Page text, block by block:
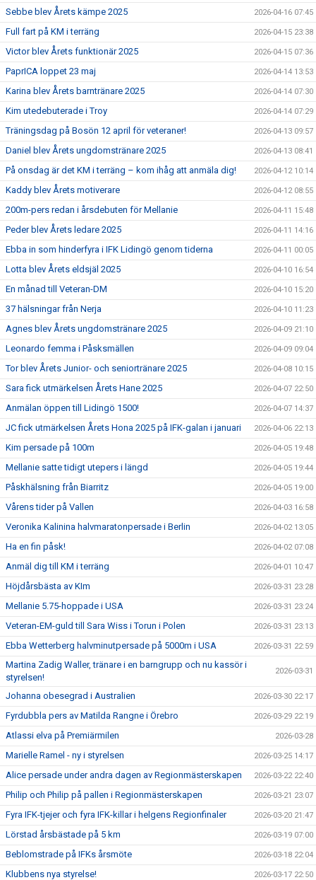
Sebbe blev Årets kämpe 2025 2026-04-16 07:45
Full fart på KM i terräng 2026-04-15 23:38
Victor blev Årets funktionär 2025 2026-04-15 07:36
PaprICA loppet 23 maj 2026-04-14 13:53
Karina blev Årets barntränare 2025 2026-04-14 07:30
Kim utedebuterade i Troy 2026-04-14 07:29
Träningsdag på Bosön 12 april för veteraner! 2026-04-13 09:57
Daniel blev Årets ungdomstränare 2025 2026-04-13 08:41
På onsdag är det KM i terräng – kom ihåg att anmäla dig! 2026-04-12 10:14
Kaddy blev Årets motiverare 2026-04-12 08:55
200m-pers redan i årsdebuten för Mellanie 2026-04-11 15:48
Peder blev Årets ledare 2025 2026-04-11 14:16
Ebba in som hinderfyra i IFK Lidingö genom tiderna 2026-04-11 00:05
Lotta blev Årets eldsjäl 2025 2026-04-10 16:54
En månad till Veteran-DM 2026-04-10 15:20
37 hälsningar från Nerja 2026-04-10 11:23
Agnes blev Årets ungdomstränare 2025 2026-04-09 21:10
Leonardo femma i Påsksmällen 2026-04-09 09:04
Tor blev Årets Junior- och seniortränare 2025 2026-04-08 10:15
Sara fick utmärkelsen Årets Hane 2025 2026-04-07 22:50
Anmälan öppen till Lidingö 1500! 2026-04-07 14:37
JC fick utmärkelsen Årets Hona 2025 på IFK-galan i januari 2026-04-06 22:13
Kim persade på 100m 2026-04-05 19:48
Mellanie satte tidigt utepers i längd 2026-04-05 19:44
Påskhälsning från Biarritz 2026-04-05 19:00
Vårens tider på Vallen 2026-04-03 16:58
Veronika Kalinina halvmaratonpersade i Berlin 2026-04-02 13:05
Ha en fin påsk! 2026-04-02 07:08
Anmäl dig till KM i terräng 2026-04-01 10:47
Höjdårsbästa av KIm 2026-03-31 23:28
Mellanie 5.75-hoppade i USA 2026-03-31 23:24
Veteran-EM-guld till Sara Wiss i Torun i Polen 2026-03-31 23:13
Ebba Wetterberg halvminutpersade på 5000m i USA 2026-03-31 22:59
Martina Zadig Waller, tränare i en barngrupp och nu kassör i
styrelsen!
2026-03-31
Johanna obesegrad i Australien 2026-03-30 22:17
Fyrdubbla pers av Matilda Rangne i Örebro 2026-03-29 22:19
Atlassi elva på Premiärmilen 2026-03-28
Marielle Ramel - ny i styrelsen 2026-03-25 14:17
Alice persade under andra dagen av Regionmästerskapen 2026-03-22 22:40
Philip och Philip på pallen i Regionmästerskapen 2026-03-21 23:07
Fyra IFK-tjejer och fyra IFK-killar i helgens Regionfinaler 2026-03-20 21:47
Lörstad årsbästade på 5 km 2026-03-19 07:00
Beblomstrade på IFKs årsmöte 2026-03-18 22:04
Klubbens nya styrelse! 2026-03-17 22:50